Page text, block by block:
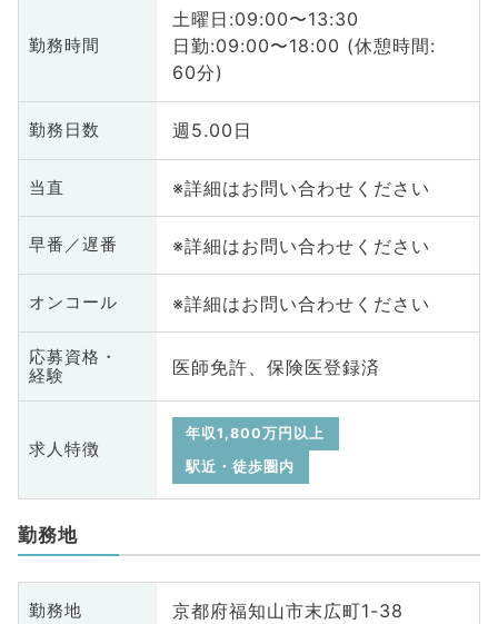
勤務時間
土曜日:09:00〜13:30
日勤:09:00〜18:00 (休憩時間:
60分)
勤務日数 週5.00日
当直 ※詳細はお問い合わせください
早番／遅番 ※詳細はお問い合わせください
オンコール ※詳細はお問い合わせください
応募資格・
経験
医師免許、保険医登録済
求人特徴
年収1,800万円以上
駅近・徒歩圏内
勤務地
勤務地 京都府福知山市末広町1-38